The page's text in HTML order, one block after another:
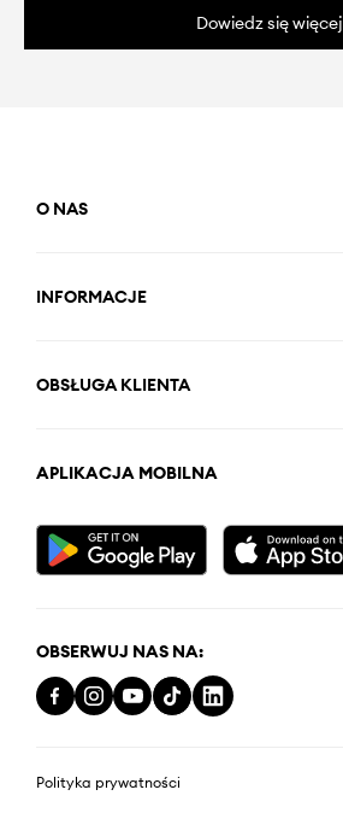
Dowiedz się więcej
O NAS
INFORMACJE
OBSŁUGA KLIENTA
APLIKACJA MOBILNA
OBSERWUJ NAS NA:
Polityka prywatności